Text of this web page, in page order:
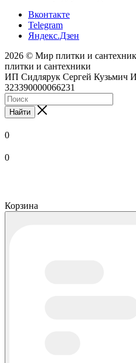
Вконтакте
Telegram
Яндекс.Дзен
2026 © Мир плитки и
плитки и сантехники
ИП Сидлярук Сергей
323390000066231
Найти
0
0
Корзина